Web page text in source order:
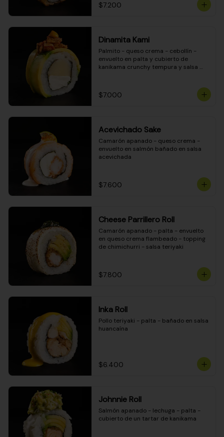
$7.200
Dinamita Kami
Palmito - queso crema - cebollín -
envuelto en palta y cubierto de
kanikama crunchy tempura y salsa
$7.000
Acevichado Sake
Camarón apanado - queso crema -
envuelto en salmón bañado en salsa
acevichada
$7.600
Cheese Parrillero Roll
Camarón apanado - palta - envuelto
en queso crema flambeado - topping
de chimichurri - salsa teriyaki
$7.800
Inka Roll
Pollo teriyaki - palta - bañado en salsa
huancaína
$6.400
Johnnie Roll
Salmón apanado - lechuga - palta -
cubierto de un tartar de kanikama